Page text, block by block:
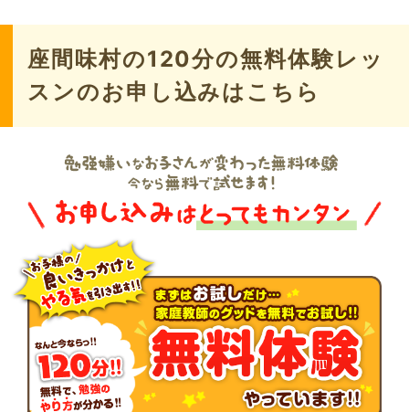
座間味村の120分の無料体験レッ
スンのお申し込みはこちら